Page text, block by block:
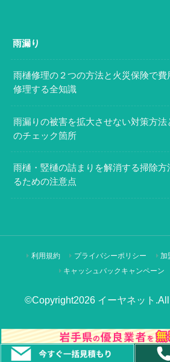
雨漏り
雨樋修理の２つの方法と火災保険で費
修理する全知識
雨漏りの被害を拡大させない対策方法
のチェック箇所
雨樋・竪樋の詰まりを解消する掃除方
るための注意点
利用規約 プライバシーポリシー 加
キャッシュバックキャンペーン
©Copyright2026 イーヤネット